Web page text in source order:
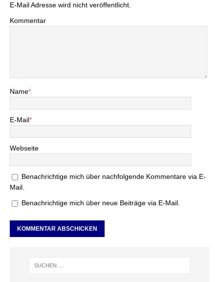
E-Mail Adresse wird nicht veröffentlicht.
Kommentar
Name*
E-Mail*
Webseite
Benachrichtige mich über nachfolgende Kommentare via E-
Mail.
Benachrichtige mich über neue Beiträge via E-Mail.